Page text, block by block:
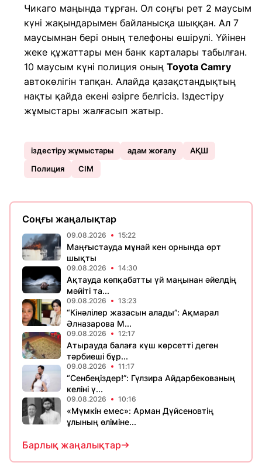
Чикаго маңында тұрған. Ол соңғы рет 2 маусым
күні жақындарымен байланысқа шыққан. Ал 7
маусымнан бері оның телефоны өшірулі. Үйінен
жеке құжаттары мен банк карталары табылған.
10 маусым күні полиция оның Toyota Camry
автокөлігін тапқан. Алайда қазақстандықтың
нақты қайда екені әзірге белгісіз. Іздестіру
жұмыстары жалғасып жатыр.
іздестіру жұмыстары адам жоғалу
АҚШ
Полиция
СІМ
Соңғы жаңалықтар
09.08.2026 15:22
Маңғыстауда мұнай кен орнында өрт
шықты
09.08.2026 14:30
Ақтауда көпқабатты үй маңынан әйелдің
мәйіті та...
09.08.2026 13:23
“Кінәлілер жазасын алады”: Ақмарал
Әлназарова М...
09.08.2026 12:17
Атырауда балаға күш көрсетті деген
тәрбиеші бұр...
09.08.2026 11:17
“Сенбеңіздер!”: Гүлзира Айдарбекованың
келіні ү...
09.08.2026 10:16
«Мүмкін емес»: Арман Дүйсеновтің
ұлының өліміне...
Барлық жаңалықтар